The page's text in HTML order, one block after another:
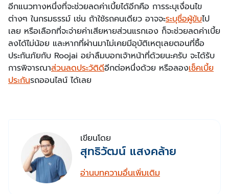
อีกแนวทางหนึ่งที่จะช่วยลดค่าเบี้ยได้อีกคือ การระบุเงื่อนไข
ต่างๆ ในกรมธรรม์ เช่น ถ้าใช้รถคนเดียว อาจจะระบุชื่อผู้ขับไป
เลย หรือเลือกที่จะจ่ายค่าเสียหายส่วนแรกเอง ก็จะช่วยลดค่าเบี้ย
ลงได้ไม่น้อย และหากที่ผ่านมาไม่เคยมีอุบัติเหตุเลยตอนที่ซื้อ
ประกันภัยกับ Roojai อย่าลืมบอกเจ้าหน้าที่ด้วยนะครับ จะได้รับ
การพิจารณาส่วนลดประวัติดีอีกต่อหนึ่งด้วย หรือลองเช็คเบี้ย
ประกันรถออนไลน์ ได้เลย
เขียนโดย
สุทธิวัฒน์ แสงคล้าย
อ่านบทความอื่นเพิ่มเติม